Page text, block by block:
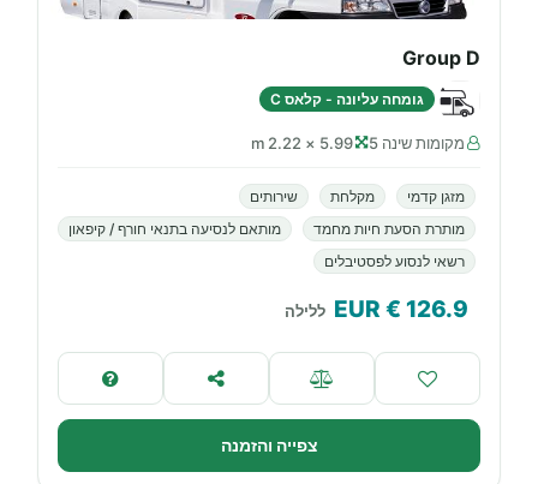
Group D
גומחה עליונה - קלאס C
מקומות שינה 5 5.99 × 2.22 m
מזגן קדמי מקלחת
שירותים
מותרת הסעת חיות מחמד
מותאם לנסיעה בתנאי חורף / קיפאון
רשאי לנסוע לפסטיבלים
126.9
€ EUR ללילה
צפייה והזמנה